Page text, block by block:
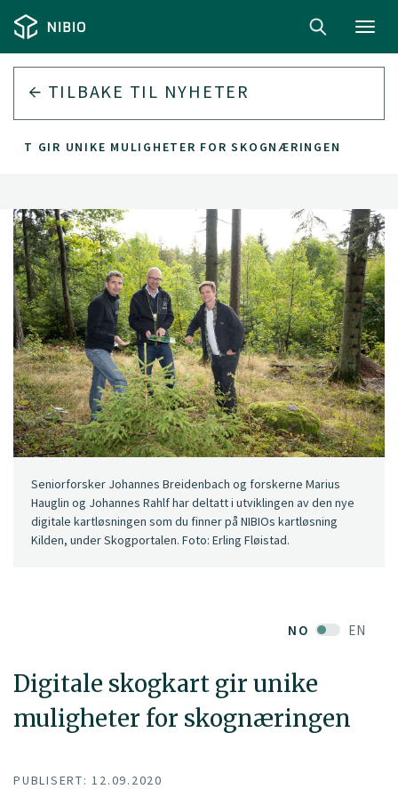
TILBAKE TIL NYHETER
GIR UNIKE MULIGHETER FOR SKOGNÆRINGEN
NO EN
Digitale skogkart gir unike
muligheter for skognæringen
Seniorforsker Johannes Breidenbach og forskerne Marius
Hauglin og Johannes Rahlf har deltatt i utviklingen av den nye
digitale kartløsningen som du finner på NIBIOs kartløsning
Kilden, under Skogportalen. Foto: Erling Fløistad.
PUBLISERT: 12.09.2020